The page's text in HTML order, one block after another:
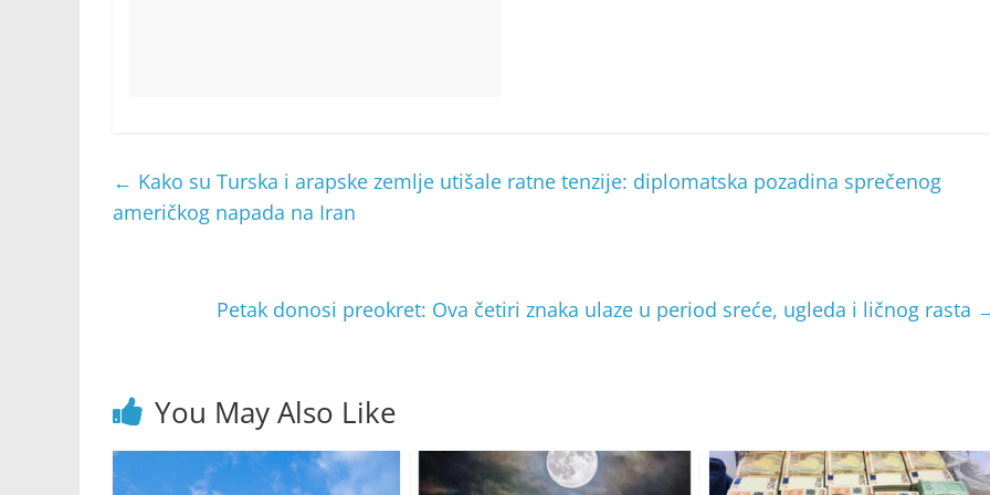
← Kako su Turska i arapske zemlje utišale ratne tenzije: diplomatska pozadina sprečenog
američkog napada na Iran
Petak donosi preokret: Ova četiri znaka ulaze u period sreće, ugleda i ličnog rasta
You May Also Like